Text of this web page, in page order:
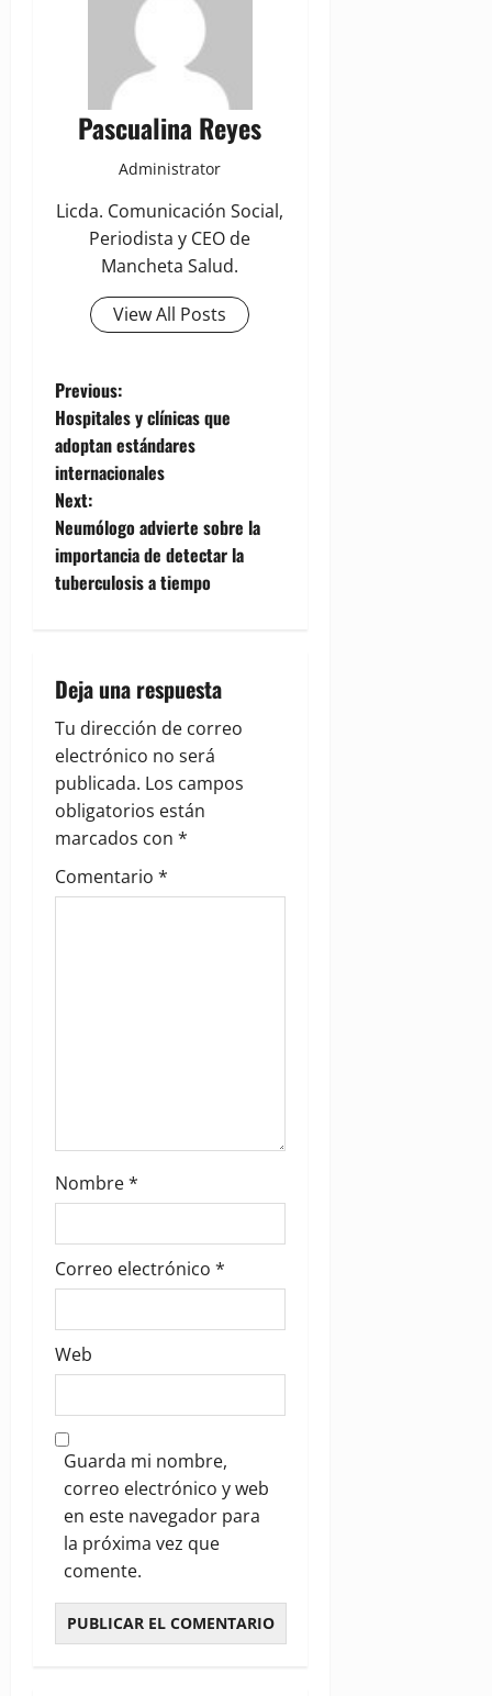
Pascualina Reyes
Administrator
Licda. Comunicación Social,
Periodista y CEO de
Mancheta Salud.
View All Posts
P
o
s
t
n
v
i
g
a
t
i
Previous:
Hospitales y clínicas que
adoptan estándares
internacionales
Next:
Neumólogo advierte sobre la
importancia de detectar la
tuberculosis a tiempo
Deja una respuesta
Tu dirección de correo
electrónico no será
publicada. Los campos
obligatorios están
marcados con *
Comentario *
Nombre*
Correo electrónico *
Web
Guarda mi nombre,
correo electrónico y web
en este navegador para
la próxima vez que
comente.